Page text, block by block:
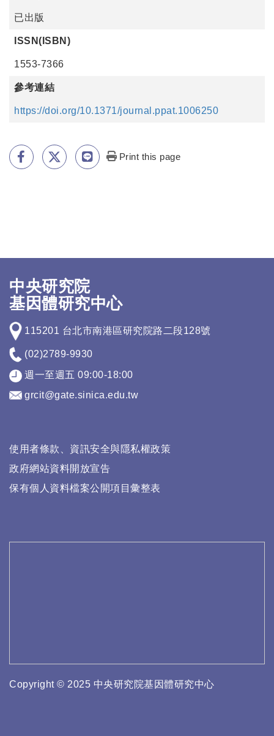
已出版
ISSN(ISBN)
1553-7366
參考連結
https://doi.org/10.1371/journal.ppat.1006250
Print this page
中央研究院
基因體研究中心
115201 台北市南港區研究院路二段128號
(02)2789-9930
週一至週五 09:00-18:00
grcit@gate.sinica.edu.tw
使用者條款、資訊安全與隱私權政策
政府網站資料開放宣告
保有個人資料檔案公開項目彙整表
Copyright © 2025 中央研究院基因體研究中心